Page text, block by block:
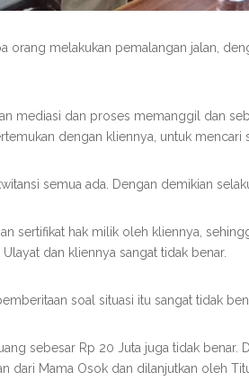
orang melakukan pemalangan jalan,
mediasi dan proses memanggil dan
dengan kliennya, untuk mencari
semua ada. Dengan demikian
sertifikat hak milik oleh kliennya,
dan kliennya sangat tidak benar.
soal situasi itu sangat tidak
sebesar Rp 20 Juta juga tidak
dari Mama Osok dan dilanjutkan oleh